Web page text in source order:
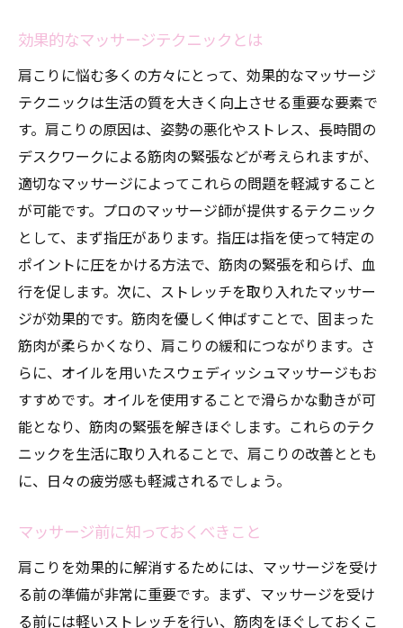
池袋で肩こりの悩み解決プロが選ぶマッサージ
プロが選ぶ最適なマッサージ施術
肩こりを解消するための選択肢
池袋でおすすめのマッサージサロン
肩こりに特化した施術を受けるメリット
プロがすすめる肩こり解消の方法
肩こり対策のための池袋の店舗情報
専門的な施術で肩こり解消池袋の名店が導く健
康
専門家による肩こり対策のアドバイス
池袋の名店で受ける施術の魅力
肩こり解消に特化したプロの技術
健康維持のためのマッサージの重要性
プロが教える肩こり解消のための秘訣
池袋で体験する専門的な施術法
肩こりに効く池袋で体験するマッサージの魅力
肩こりに効くマッサージの特徴
プロがすすめる肩こり対策法
肩こり解消のためのマッサージツール
効果的なマッサージテクニックとは
肩こりに悩む多くの方々にとって、効果的なマッサージ
テクニックは生活の質を大きく向上させる重要な要素で
す。肩こりの原因は、姿勢の悪化やストレス、長時間の
デスクワークによる筋肉の緊張などが考えられますが、
適切なマッサージによってこれらの問題を軽減すること
が可能です。プロのマッサージ師が提供するテクニック
として、まず指圧があります。指圧は指を使って特定の
ポイントに圧をかける方法で、筋肉の緊張を和らげ、血
行を促します。次に、ストレッチを取り入れたマッサー
ジが効果的です。筋肉を優しく伸ばすことで、固まった
筋肉が柔らかくなり、肩こりの緩和につながります。さ
らに、オイルを用いたスウェディッシュマッサージもお
すすめです。オイルを使用することで滑らかな動きが可
能となり、筋肉の緊張を解きほぐします。これらのテク
ニックを生活に取り入れることで、肩こりの改善ととも
に、日々の疲労感も軽減されるでしょう。
マッサージ前に知っておくべきこと
肩こりを効果的に解消するためには、マッサージを受け
る前の準備が非常に重要です。まず、マッサージを受け
る前には軽いストレッチを行い、筋肉をほぐしておくこ